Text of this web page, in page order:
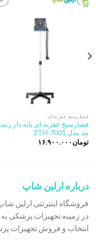
فشارسنج عقربه‌ای
فشارسنج عقربه ای پایه دار
مد مدل ZTH-7001
تومان ۱۶.۹۰۰.۰۰۰
درباره ارلین شاپ
فروشگاه اینترنتی ارلین
در زمینه تجهیزات پزشکی
انتخاب و فروش تجهیزات